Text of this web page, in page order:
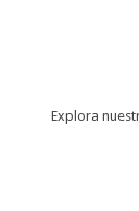
Explora